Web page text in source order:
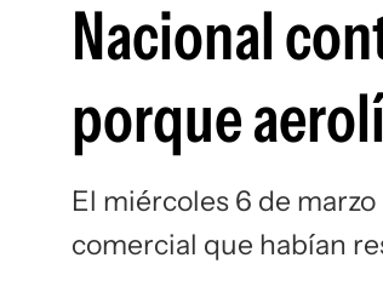
Nacional
porque
El miércoles 6 de
comercial que habían